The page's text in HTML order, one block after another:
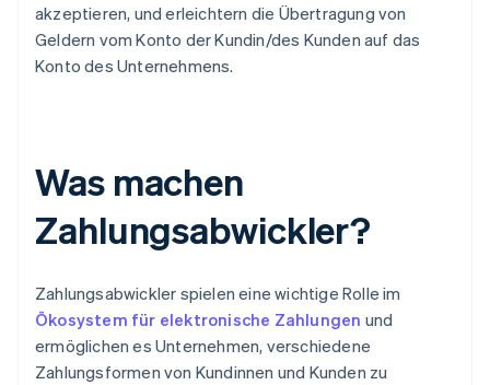
akzeptieren, und erleichtern die Übertragung von
Geldern vom Konto der Kundin/des Kunden auf das
Konto des Unternehmens.
Was machen
Zahlungsabwickler?
Zahlungsabwickler spielen eine wichtige Rolle im
Ökosystem für elektronische Zahlungen und
ermöglichen es Unternehmen, verschiedene
Zahlungsformen von Kundinnen und Kunden zu